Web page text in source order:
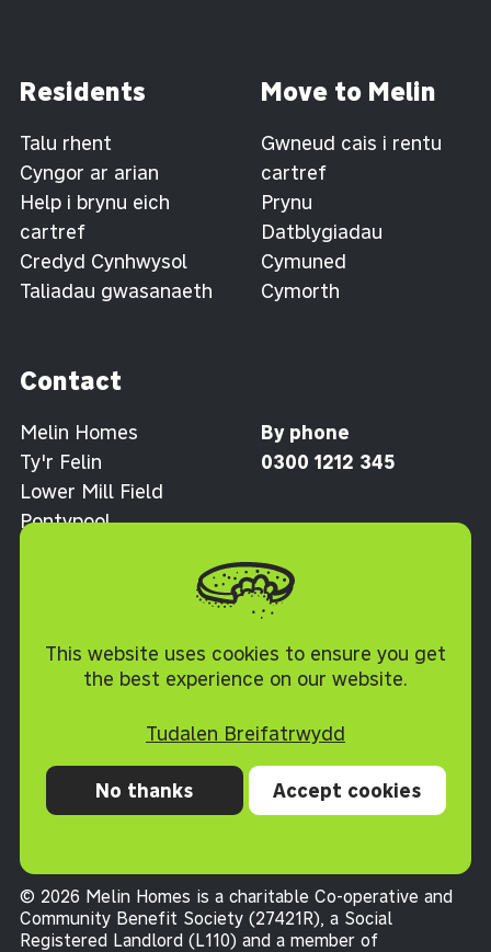
This website uses cookies to ensure you get
the best experience on our website.
Tudalen Breifatrwydd
No thanks Accept cookies
Residents
Talu rhent
Cyngor ar arian
Help i brynu eich
cartref
Credyd Cynhwysol
Taliadau gwasanaeth
Move to Melin
Gwneud cais i rentu
cartref
Prynu
Datblygiadau
Cymuned
Cymorth
Contact
Melin Homes
Ty'r Felin
Lower Mill Field
Pontypool
By phone
0300 1212 345
Preifatrwydd Cwcis
Datganiad hygyrchedd
Telerau ac Amodau
© 2026 Melin Homes is a charitable Co-operative and
Community Benefit Society (27421R), a Social
Registered Landlord (L110) and a member of